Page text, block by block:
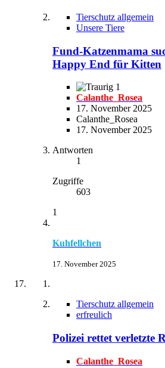
Tierschutz allgemein
Unsere Tiere
Fund-Katzenmama
Happy End für Kitten
1
Calanthe_Rosea
17. November 2025
Calanthe_Rosea
17. November 2025
Antworten
1
Zugriffe
603
1
Kuhfellchen
17. November 2025
Tierschutz allgemein
erfreulich
Polizei rettet verletzte
Calanthe_Rosea